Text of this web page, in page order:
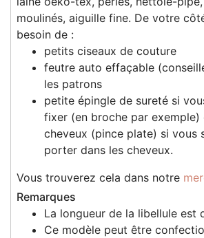
moulinés, aiguille fine. De votre
besoin de :
petits ciseaux de couture
feutre auto effaçable
les patrons
petite épingle de sureté si
fixer (en broche par exemple)
cheveux (pince plate) si vous
porter dans les cheveux.
Vous trouverez cela dans notre
Remarques
La longueur de la libellule est
Ce modèle peut être